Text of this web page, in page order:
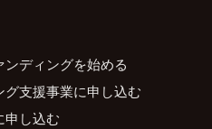
ディングを始める
支援事業に申し込む
申し込む